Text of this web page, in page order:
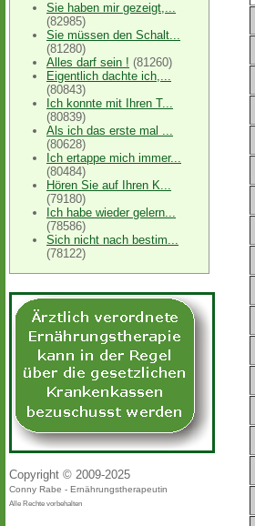
Sie haben mir gezeigt,...
(82985)
Sie müssen den Schalt...
(81280)
Alles darf sein ! (81260)
Eigentlich dachte ich,...
(80843)
Ich konnte mit Ihren T...
(80839)
Als ich das erste mal ...
(80628)
Ich ertappe mich immer...
(80484)
Hören Sie auf Ihren K...
(79180)
Ich habe wieder gelern...
(78586)
Sich nicht nach bestim...
(78122)
Copyright © 2009-2025
Conny Rabe - Ernährungstherapeutin
Alle Rechte vorbehalten